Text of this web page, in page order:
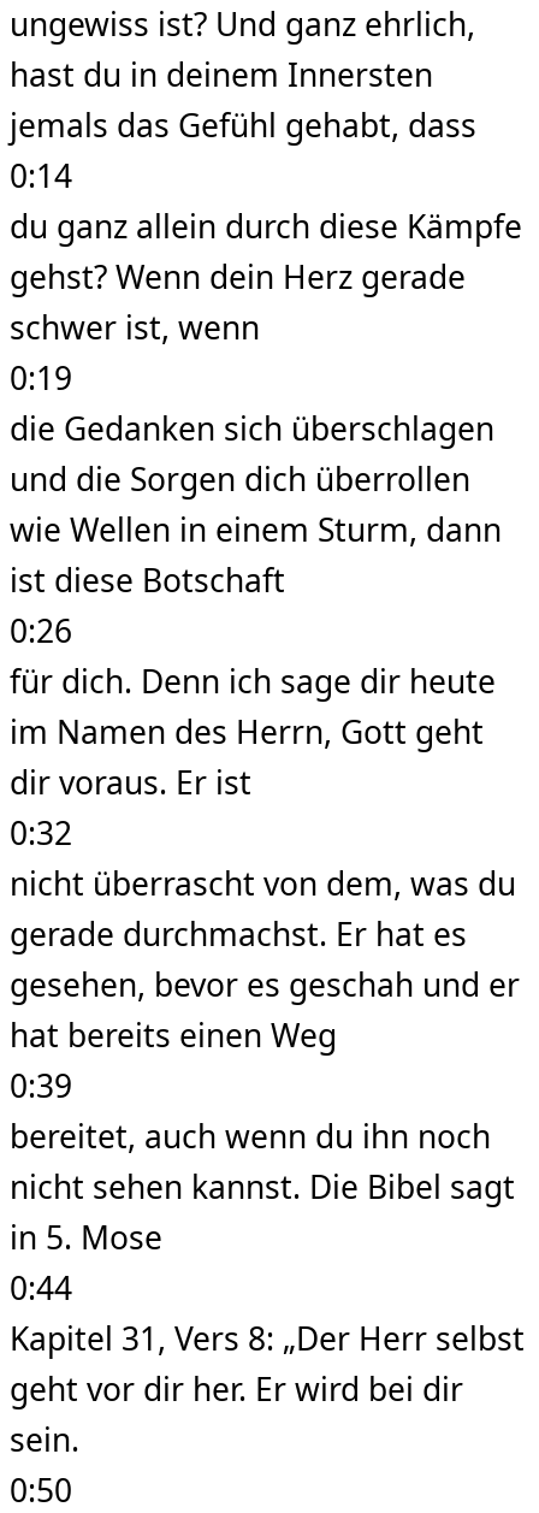
ungewiss ist? Und ganz ehrlich,
hast du in deinem Innersten
jemals das Gefühl gehabt, dass
0:14
du ganz allein durch diese Kämpfe
gehst? Wenn dein Herz gerade
schwer ist, wenn
0:19
die Gedanken sich überschlagen
und die Sorgen dich überrollen
wie Wellen in einem Sturm, dann
ist diese Botschaft
0:26
für dich. Denn ich sage dir heute
im Namen des Herrn, Gott geht
dir voraus. Er ist
0:32
nicht überrascht von dem, was du
gerade durchmachst. Er hat es
gesehen, bevor es geschah und er
hat bereits einen Weg
0:39
bereitet, auch wenn du ihn noch
nicht sehen kannst. Die Bibel sagt
in 5. Mose
0:44
Kapitel 31, Vers 8: „Der Herr selbst
geht vor dir her. Er wird bei dir
sein.
0:50